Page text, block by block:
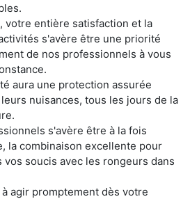
votre entière satisfaction et la
s'avère être une priorité
de nos professionnels à vous
aura une protection assurée
nuisances, tous les jours de la
s'avère être à la fois
la combinaison excellente pour
soucis avec les rongeurs dans
agir promptement dès votre